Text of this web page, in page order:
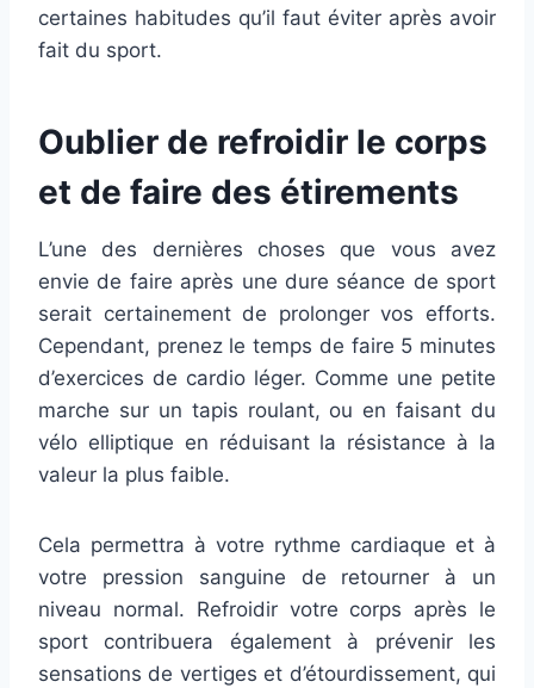
certaines habitudes qu’il faut éviter après avoir
fait du sport.
Oublier de refroidir le corps
et de faire des étirements
L’une des dernières choses que vous avez
envie de faire après une dure séance de sport
serait certainement de prolonger vos efforts.
Cependant, prenez le temps de faire 5 minutes
d’exercices de cardio léger. Comme une petite
marche sur un tapis roulant, ou en faisant du
vélo elliptique en réduisant la résistance à la
valeur la plus faible.
Cela permettra à votre rythme cardiaque et à
votre pression sanguine de retourner à un
niveau normal. Refroidir votre corps après le
sport contribuera également à prévenir les
sensations de vertiges et d’étourdissement, qui